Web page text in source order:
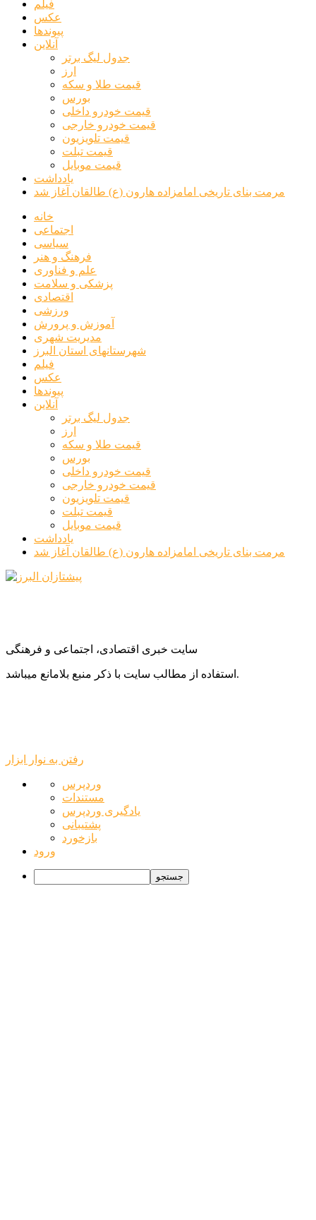
فیلم
عکس
پیوندها
آنلاین
جدول لیگ برتر
ارز
قیمت طلا و سکه
بورس
قیمت خودرو داخلی
قیمت خودرو خارجی
قیمت تلویزیون
قیمت تبلت
قیمت موبایل
یادداشت
مرمت بنای تاریخی امامزاده هارون (ع) طالقان آغاز شد
خانه
اجتماعی
سیاسی
فرهنگ و هنر
علم و فناوری
پزشکی و سلامت
اقتصادی
ورزشی
آموزش و پرورش
مدیریت شهری
شهرستانهای استان البرز
فیلم
عکس
پیوندها
آنلاین
جدول لیگ برتر
ارز
قیمت طلا و سکه
بورس
قیمت خودرو داخلی
قیمت خودرو خارجی
قیمت تلویزیون
قیمت تبلت
قیمت موبایل
یادداشت
مرمت بنای تاریخی امامزاده هارون (ع) طالقان آغاز شد
سایت خبری اقتصادی، اجتماعی و فرهنگی
استفاده از مطالب سایت با ذکر منبع بلامانع میباشد.
رفتن به نوار ابزار
درباره
وردپرس
وردپرس
مستندات
یادگیری وردپرس
پشتیبانی
بازخورد
ورود
جستجو